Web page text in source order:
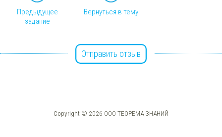
Предыдущее
задание
Вернуться в тему
Отправить отзыв
Copyright © 2026 ООО ТЕОРЕМА ЗНАНИЙ